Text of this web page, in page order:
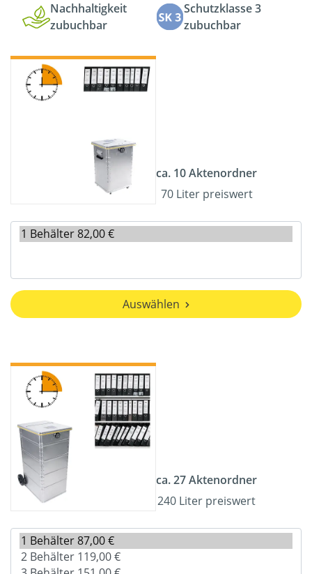
Nachhaltigkeit
zubuchbar
Schutzklasse 3
zubuchbar
ca. 10 Aktenordner
70 Liter preiswert
Auswählen
ca. 27 Aktenordner
240 Liter preiswert